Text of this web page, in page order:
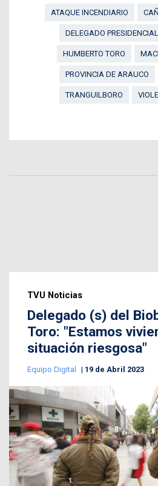
ATAQUE INCENDIARIO
DELEGADO
HUMBERTO TORO
PROVINCIA DE ARAUCO
TRANGUILBORO
TVU Noticias
Delegado (s) del
Toro: "Estamos
situación riesgosa"
Equipo Digital 19 de Abril 2023